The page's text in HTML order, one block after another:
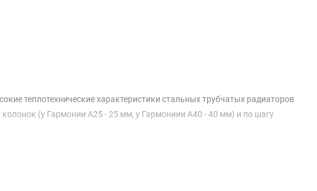
теплотехнические характеристики стальных трубчатых радиаторов
(у Гармонии А25 - 25 мм, у Гармониии А40 - 40 мм) и по шагу